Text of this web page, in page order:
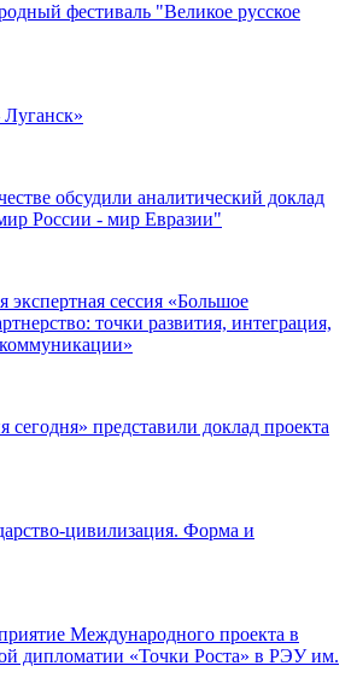
фестиваль "Великое русское
Луганск»
обсудили аналитический доклад
России - мир Евразии"
сессия «Большое
точки развития, интеграция,
представили доклад проекта
цивилизация. Форма и
Международного проекта в
дипломатии «Точки Роста» в РЭУ им.